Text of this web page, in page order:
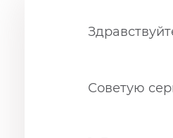
Советую